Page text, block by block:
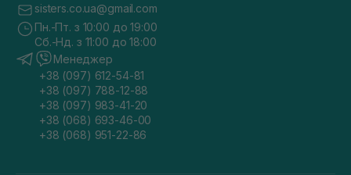
sisters.co.ua@gmail.com
Пн.-Пт. з 10:00 до 19:00
Сб.-Нд. з 11:00 до 18:00
Менеджер
+38 (097) 612-54-81
+38 (097) 788-12-88
+38 (097) 983-41-20
+38 (068) 693-46-00
+38 (068) 951-22-86